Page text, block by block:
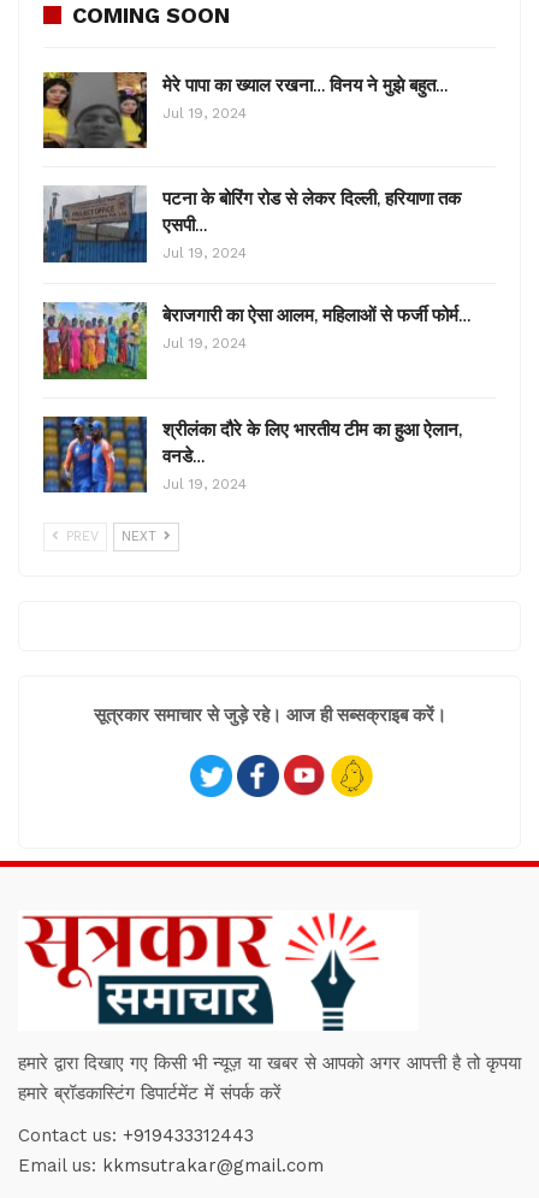
COMING SOON
मेरे पापा का ख्याल रखना… विनय ने मुझे बहुत…
Jul 19, 2024
पटना के बोरिंग रोड से लेकर दिल्ली, हरियाणा तक
एसपी…
Jul 19, 2024
बेराजगारी का ऐसा आलम, महिलाओं से फर्जी फोर्म…
Jul 19, 2024
श्रीलंका दौरे के लिए भारतीय टीम का हुआ ऐलान,
वनडे…
Jul 19, 2024
PREV NEXT
सूत्रकार समाचार से जुड़े रहे। आज ही सब्सक्राइब करें।
हमारे द्वारा दिखाए गए किसी भी न्यूज़ या खबर से आपको अगर आपत्ती है तो कृपया
हमारे ब्रॉडकास्टिंग डिपार्टमेंट में संपर्क करें
Contact us: +919433312443
Email us: kkmsutrakar@gmail.com